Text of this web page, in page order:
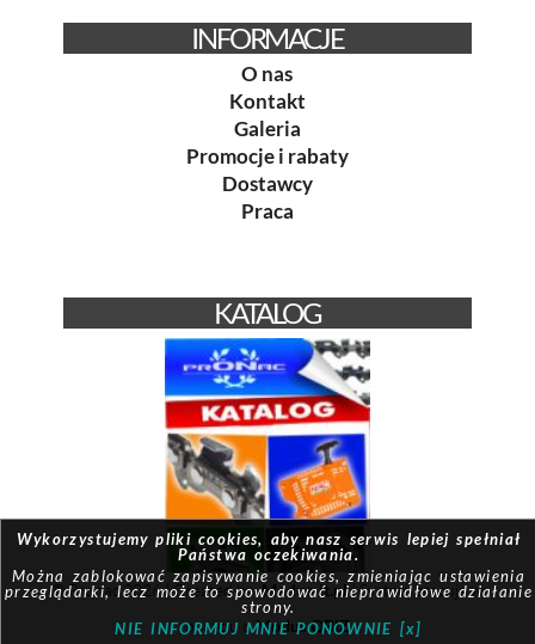
INFORMACJE
O nas
Kontakt
Galeria
Promocje i rabaty
Dostawcy
Praca
KATALOG
© Pronac 2026 | Created by:Modus-it.pl| System pracuje w
oparciu oModus QBIZ
Wykorzystujemy pliki cookies, aby nasz serwis lepiej spełniał
Państwa oczekiwania.
Można zablokować zapisywanie cookies, zmieniając ustawienia
przeglądarki, lecz może to spowodować nieprawidłowe działanie
strony.
NIE INFORMUJ MNIE PONOWNIE [x]